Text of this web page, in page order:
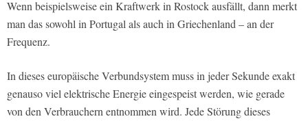
Wenn beispielsweise ein Kraftwerk in Rostock ausfällt, dann merkt
man das sowohl in Portugal als auch in Griechenland – an der
Frequenz.
In dieses europäische Verbundsystem muss in jeder Sekunde exakt
genauso viel elektrische Energie eingespeist werden, wie gerade
von den Verbrauchern entnommen wird. Jede Störung dieses